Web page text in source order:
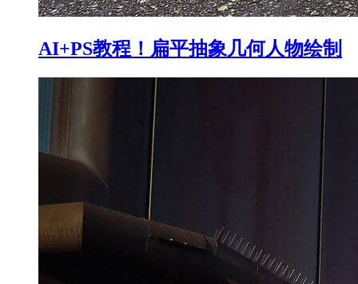
AI+PS教程！扁平抽象几何人物绘制